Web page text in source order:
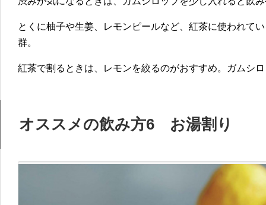
とくに柚子や生姜、レモンピールなど、紅茶に使われて
群。
紅茶で割るときは、レモンを絞るのがおすすめ。ガムシ
オススメの飲み方6 お湯割り